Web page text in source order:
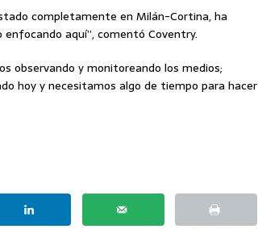
completamente en Milán-Cortina, ha
aquí”, comentó Coventry.
observando y monitoreando los medios;
hoy y necesitamos algo de tiempo para hacer